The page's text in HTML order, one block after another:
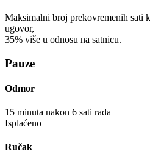
Maksimalni broj prekovremenih sati
ugovor,
35% više u odnosu na satnicu.
Pauze
Odmor
15 minuta nakon 6 sati rada
Isplaćeno
Ručak